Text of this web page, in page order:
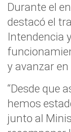
Durante el
destacó el
Intendencia
y avanzar
“Desde que
hemos
junto al